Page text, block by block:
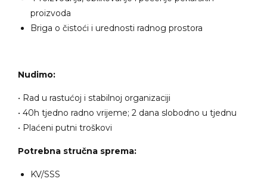
proizvoda
Briga o čistoći i urednosti radnog prostora
Nudimo:
• Rad u rastućoj i stabilnoj organizaciji
• 40h tjedno radno vrijeme; 2 dana slobodno u tjednu
• Plaćeni putni troškovi
Potrebna stručna sprema:
KV/SSS